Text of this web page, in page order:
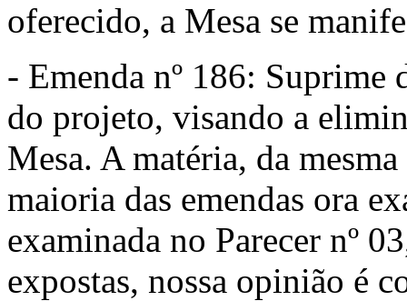
oferecido, a Mesa se
- Emenda nº 186: Suprime
do projeto, visando a
Mesa. A matéria, da
maioria das emendas ora
examinada no Parecer nº
expostas, nossa opinião é